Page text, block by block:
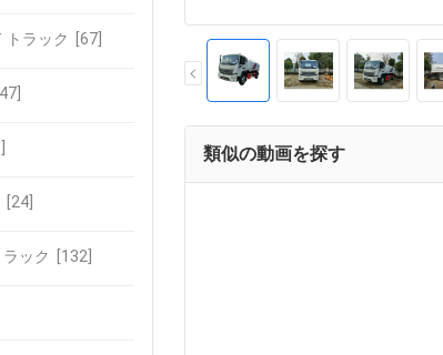
トラック [67]
[24]
ック [132]
類似の動画を探す